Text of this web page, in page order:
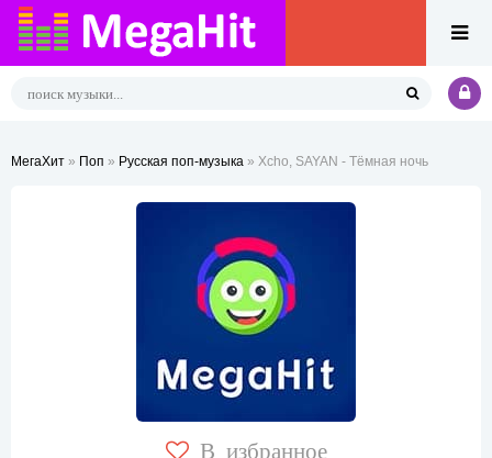
МегаХит » Поп » Русская поп-музыка » Xcho, SAYAN - Тёмная ночь
В избранное